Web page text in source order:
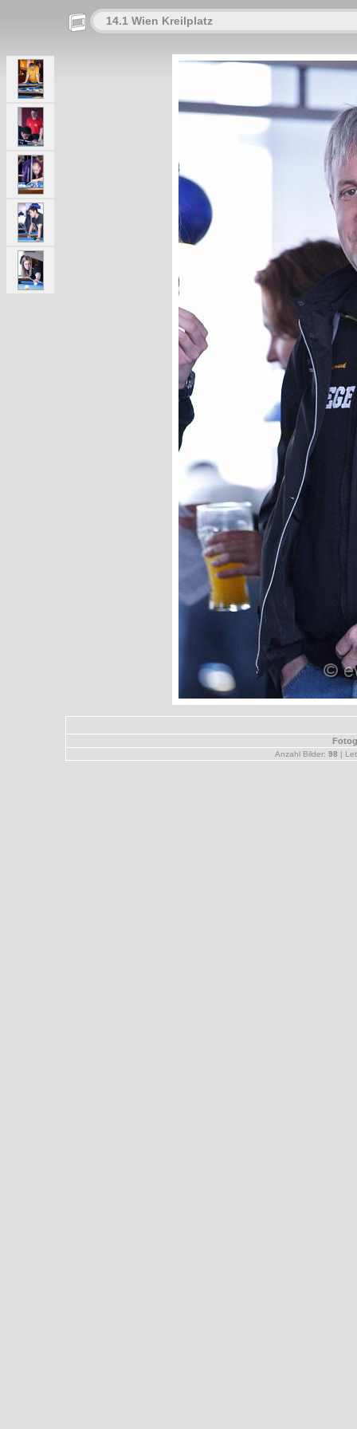
14.1 Wien Kreilplatz
Anzahl Bilder: 98 |